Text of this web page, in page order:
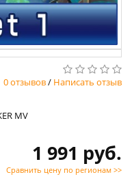
0 отзывов/ Написать отзыв
MV
1 991 руб.
Сравнить цену по регионам >>